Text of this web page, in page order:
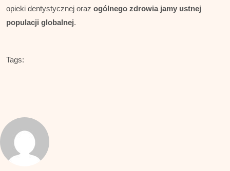
opieki dentystycznej oraz ogólnego zdrowia jamy ustnej
populacji globalnej.
Tags: